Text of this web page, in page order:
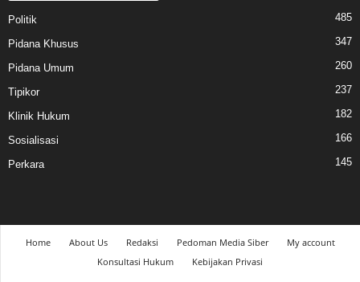
Politik 485
Pidana Khusus 347
Pidana Umum 260
Tipikor 237
Klinik Hukum 182
Sosialisasi 166
Perkara 145
Home About Us Redaksi Pedoman Media Siber
My account
Konsultasi Hukum
Kebijakan Privasi